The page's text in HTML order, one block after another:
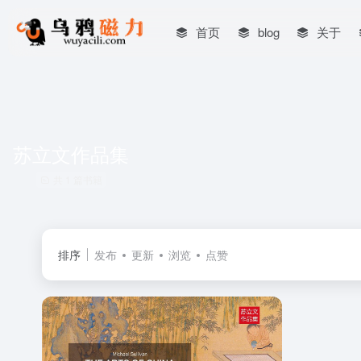
首页 blog 关于
排序 发布 更新 浏览 点赞